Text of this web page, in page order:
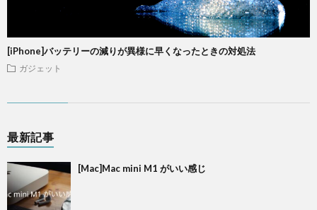
[iPhone]バッテリーの減りが異様に早くなったときの対処法
ガジェット
最新記事
[Mac]Mac mini M1 がいい感じ